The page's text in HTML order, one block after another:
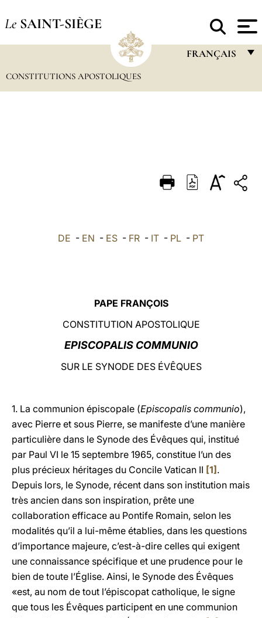
Le SAINT-SIÈGE
FRANÇAIS
DEUTSCH
العربيّة
CONSTITUTIONS APOSTOLIQUES
DE - EN - ES - FR - IT - PL - PT
PAPE FRANÇOIS
CONSTITUTION APOSTOLIQUE
EPISCOPALIS COMMUNIO
SUR LE SYNODE DES ÉVÊQUES
1. La communion épiscopale (Episcopalis communio),
avec Pierre et sous Pierre, se manifeste d’une manière
particulière dans le Synode des Évêques qui, institué
par Paul VI le 15 septembre 1965, constitue l’un des
plus précieux héritages du Concile Vatican II [1] .
Depuis lors, le Synode, récent dans son institution mais
très ancien dans son inspiration, prête une
collaboration efficace au Pontife Romain, selon les
modalités qu’il a lui-même établies, dans les questions
d’importance majeure, c’est-à-dire celles qui exigent
une connaissance spécifique et une prudence pour le
bien de toute l’Église. Ainsi, le Synode des Évêques
«est, au nom de tout l’épiscopat catholique, le signe
que tous les Évêques participent en une communion